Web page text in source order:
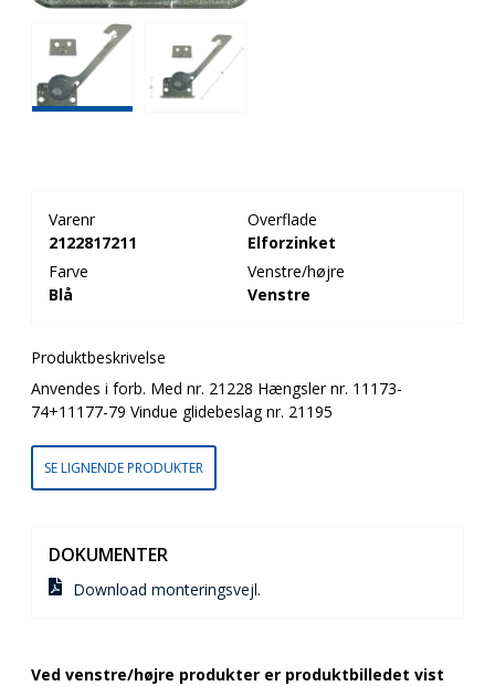
Varenr
2122817211
Overflade
Elforzinket
Farve
Blå
Venstre/højre
Venstre
Produktbeskrivelse
Anvendes i forb. Med nr. 21228 Hængsler nr. 11173-
74+11177-79 Vindue glidebeslag nr. 21195
SE LIGNENDE PRODUKTER
DOKUMENTER
Download monteringsvejl.
Ved venstre/højre produkter er produktbilledet vist